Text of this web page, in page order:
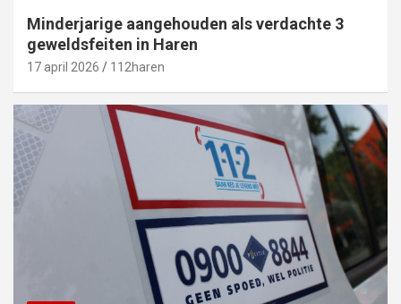
Minderjarige aangehouden als verdachte 3
geweldsfeiten in Haren
17 april 2026 112haren